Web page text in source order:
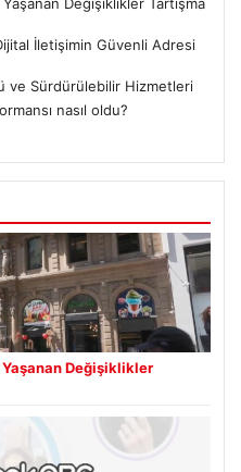
İletişimin Güvenli Adresi
ve Sürdürülebilir Hizmetleri
nasıl oldu?
Yaşanan Değişiklikler